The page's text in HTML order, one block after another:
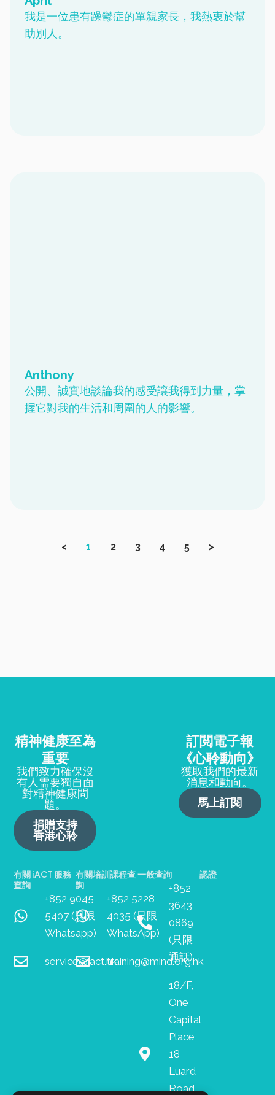
我是一位患有躁鬱症的單親家長，我熱衷於幫
助別人。
Anthony
公開、誠實地談論我的感受讓我得到力量，掌
握它對我的生活和周圍的人的影響。
< 1 2 3 4 5 >
精神健康至為
重要
我們致力確保沒
有人需要獨自面
對精神健康問
題。
捐贈支持
香港心聆
訂閲電子報
《心聆動向》
獲取我們的最新
消息和動向。
馬上訂閱
有關 iACT 服務
查詢
+852 9045
5407 (只限
Whatsapp)
service@iact.hk
有關培訓課程查
詢
+852 5228
4035 (只限
WhatsApp)
training@mind.org.hk
一般查詢
+852
3643
0869
(只限
通話)
18/F,
One
Capital
Place,
18
Luard
Road,
認證